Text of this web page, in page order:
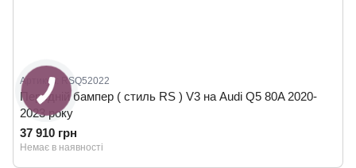
Артикул: RSQ52022
Передній бампер ( стиль RS ) V3 на Audi Q5 80A 2020-
2023 року
37 910 грн
Немає в наявності